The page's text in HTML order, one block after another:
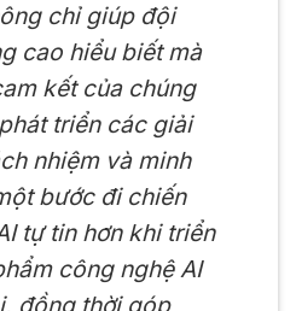
chỉ giúp đội
cao hiểu biết mà
kết của chúng
triển các giải
nhiệm và minh
bước đi chiến
tự tin hơn khi triển
công nghệ AI
đồng thời góp